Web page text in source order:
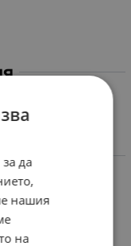
да
нашия
на